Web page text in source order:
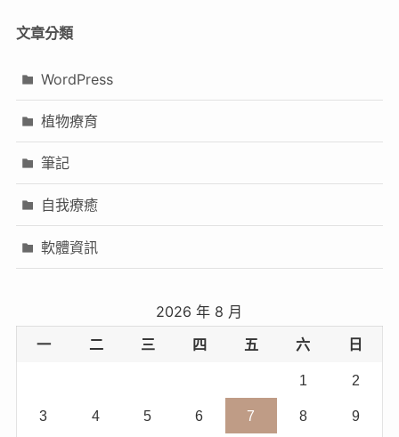
文章分類
WordPress
植物療育
筆記
自我療癒
軟體資訊
2026 年 8 月
一
二 三 四 五 六 日
1 2
3 4 5 6 7 8 9